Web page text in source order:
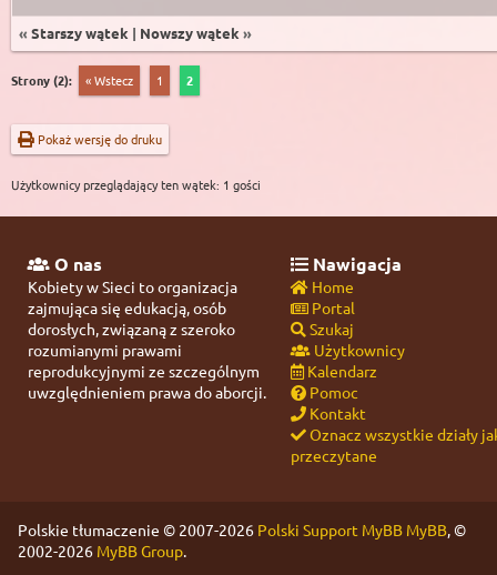
« Starszy wątek | Nowszy wątek »
Strony (2): « Wstecz 1 2
Pokaż wersję do druku
Użytkownicy przeglądający ten wątek: 1 gości
O nas
Kobiety w Sieci to organizacja
zajmująca się edukacją, osób
dorosłych, związaną z szeroko
rozumianymi prawami
reprodukcyjnymi ze szczególnym
uwzględnieniem prawa do aborcji.
Nawigacja
Home
Portal
Szukaj
Użytkownicy
Kalendarz
Pomoc
Kontakt
Oznacz wszystkie działy
przeczytane
Polskie tłumaczenie © 2007-2026 Polski Support MyBB MyBB, ©
2002-2026 MyBB Group.